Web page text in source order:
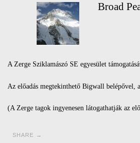
Broad
A Zerge Sziklamászó SE egyesület
Az előadás megtekinthető Bigwall belépővel,
(A Zerge tagok ingyenesen látogathatják az
SHARE →